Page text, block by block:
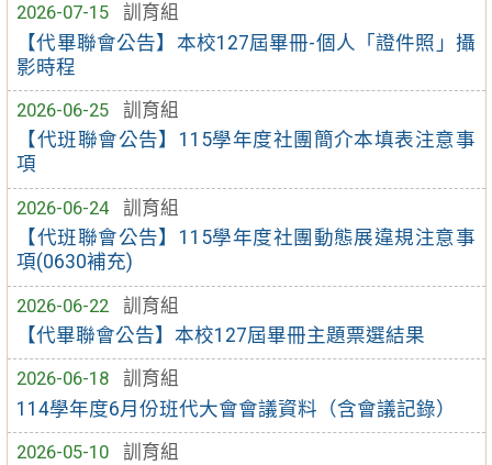
2026-07-15
訓育組
【代畢聯會公告】本校127屆畢冊-個人「證件照」攝
影時程
2026-06-25
訓育組
【代班聯會公告】115學年度社團簡介本填表注意事
項
2026-06-24
訓育組
【代班聯會公告】115學年度社團動態展違規注意事
項(0630補充)
2026-06-22
訓育組
【代畢聯會公告】本校127屆畢冊主題票選結果
2026-06-18
訓育組
114學年度6月份班代大會會議資料（含會議記錄）
2026-05-10
訓育組